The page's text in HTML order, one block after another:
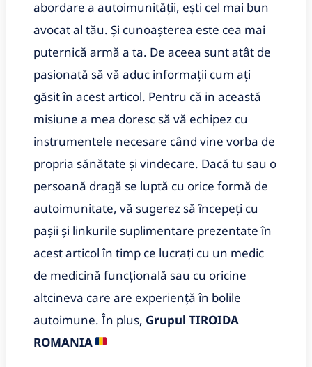
abordare a autoimunității, ești cel mai bun
avocat al tău. Și cunoașterea este cea mai
puternică armă a ta. De aceea sunt atât de
pasionată să vă aduc informații cum ați
găsit în acest articol. Pentru că in această
misiune a mea doresc să vă echipez cu
instrumentele necesare când vine vorba de
propria sănătate și vindecare. Dacă tu sau o
persoană dragă se luptă cu orice formă de
autoimunitate, vă sugerez să începeți cu
pașii și linkurile suplimentare prezentate în
acest articol în timp ce lucrați cu un medic
de medicină funcțională sau cu oricine
altcineva care are experiență în bolile
autoimune. În plus, Grupul TIROIDA
ROMANIA